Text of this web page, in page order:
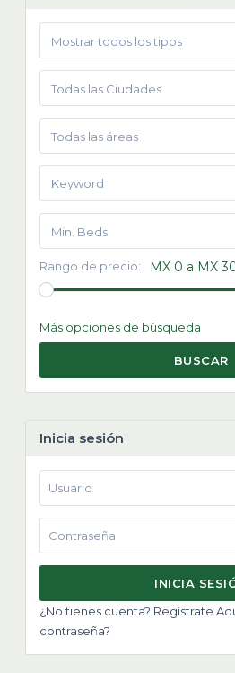
Mostrar todos los tipos
Todas las Ciudades
Todas las áreas
Min. Beds
Rango de precio: MX 0 a MX
Más opciones de búsqueda
BUSCAR
Inicia sesión
INICIA
¿No tienes cuenta? Regístrate
contraseña?